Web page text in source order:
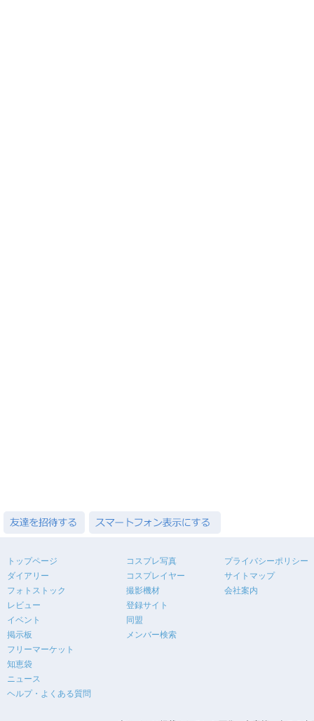
トップページ
ダイアリー
フォトストック
レビュー
イベント
掲示板
フリーマーケット
知恵袋
ニュース
ヘルプ・よくある質問
コスプレ写真
コスプレイヤー
撮影機材
登録サイト
同盟
メンバー検索
プライバシーポリシー
サイトマップ
会社案内